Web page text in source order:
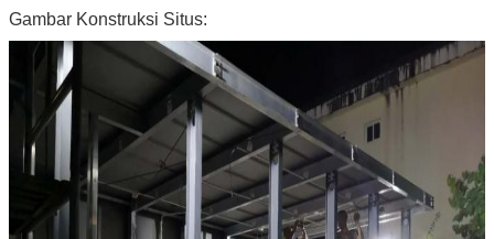
Gambar Konstruksi Situs: